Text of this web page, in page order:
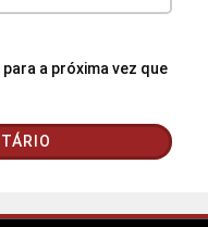
a próxima vez que